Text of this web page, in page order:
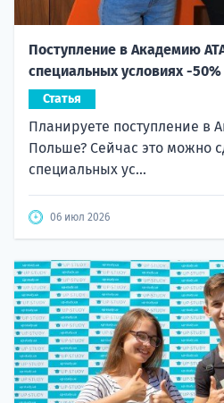
Поступление в Академию
специальных условиях -
Статья
Планируете поступление в
Польше? Сейчас это можно
специальных ус...
06 июл 2026